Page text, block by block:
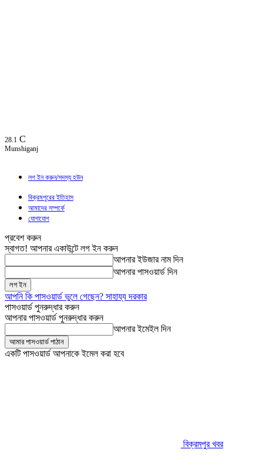
28.1 C
Munshiganj
লগ ইন করুন/সদস্য হউন
বিক্রমপুরের ইতিহাস
আমাদের সম্পর্কে
যোগাযোগ
প্রবেশ করুন
স্বাগত! আপনার একাউন্টে লগ ইন করুন
আপনার ইউজার নাম দিন
আপনার পাসওয়ার্ড দিন
আপনি কি পাসওয়ার্ড ভুলে গেছেন? সাহায্য দরকার
পাসওয়ার্ড পুনরুদ্ধার করুন
আপনার পাসওয়ার্ড পুনরুদ্ধার করুন
আপনার ইমেইল দিন
একটি পাসওয়ার্ড আপনাকে ইমেল করা হবে
বিক্রমপুর খবর